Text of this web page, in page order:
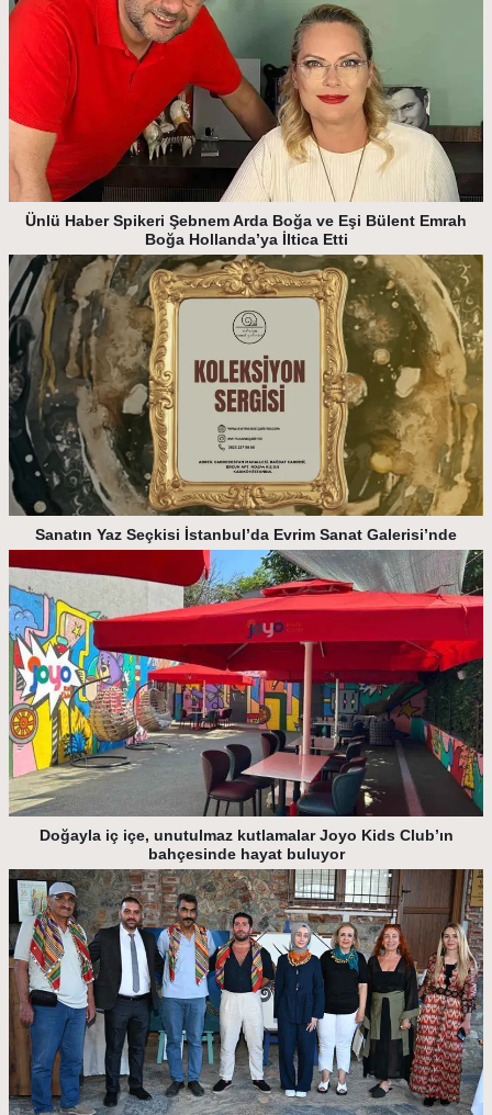
Ünlü Haber Spikeri Şebnem Arda Boğa ve Eşi Bülent Emrah
Boğa Hollanda’ya İltica Etti
Sanatın Yaz Seçkisi İstanbul’da Evrim Sanat Galerisi’nde
Doğayla iç içe, unutulmaz kutlamalar Joyo Kids Club’ın
bahçesinde hayat buluyor